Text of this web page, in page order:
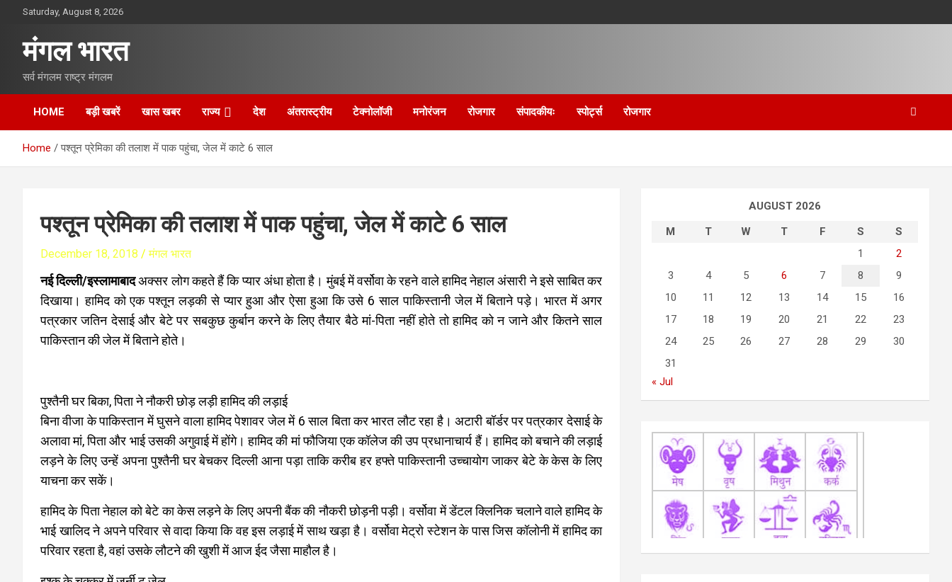
c
n
Saturday, August 8, 2026
मंगल भारत
सर्व मंगलम राष्ट्र मंगलम
HOME बड़ी खबरें खास खबर राज्य देश अंतरास्ट्रीय टेक्नोलॉजी मनोरंजन रोजगार संपादकीयः स्पोर्ट्स रोजगार
Home पश्तून प्रेमिका की तलाश में पाक पहुंचा, जेल में काटे 6 साल
पश्तून प्रेमिका की तलाश में पाक पहुंचा, जेल में काटे 6 साल
December 18, 2018 मंगल भारत
नई दिल्ली/इस्लामाबादअक्सर लोग कहते हैं कि प्यार अंधा होता है। मुंबई में वर्सोवा के रहने वाले हामिद नेहाल अंसारी ने इसे साबित कर
दिखाया। हामिद को एक पश्तून लड़की से प्यार हुआ और ऐसा हुआ कि उसे 6 साल पाकिस्तानी जेल में बिताने पड़े। भारत में अगर
पत्रकार जतिन देसाई और बेटे पर सबकुछ कुर्बान करने के लिए तैयार बैठे मां-पिता नहीं होते तो हामिद को न जाने और कितने साल
पाकिस्तान की जेल में बिताने होते।
पुश्तैनी घर बिका, पिता ने नौकरी छोड़ लड़ी हामिद की लड़ाई
बिना वीजा के पाकिस्तान में घुसने वाला हामिद पेशावर जेल में 6 साल बिता कर भारत लौट रहा है। अटारी बॉर्डर पर पत्रकार देसाई के
अलावा मां, पिता और भाई उसकी अगुवाई में होंगे। हामिद की मां फौजिया एक कॉलेज की उप प्रधानाचार्य हैं। हामिद को बचाने की लड़ाई
लड़ने के लिए उन्हें अपना पुश्तैनी घर बेचकर दिल्ली आना पड़ा ताकि करीब हर हफ्ते पाकिस्तानी उच्चायोग जाकर बेटे के केस के लिए
याचना कर सकें।
हामिद के पिता नेहाल को बेटे का केस लड़ने के लिए अपनी बैंक की नौकरी छोड़नी पड़ी। वर्सोवा में डेंटल क्लिनिक चलाने वाले हामिद के
भाई खालिद ने अपने परिवार से वादा किया कि वह इस लड़ाई में साथ खड़ा है। वर्सोवा मेट्रो स्टेशन के पास जिस कॉलोनी में हामिद का
परिवार रहता है, वहां उसके लौटने की खुशी में आज ईद जैसा माहौल है।
AUGUST 2026
M
T W T F S
S
1
2
3
4 5 6 7 8
9
10
11 12 13 14 15
16
17
18 19 20 21 22
23
24
25 26 27 28 29
30
31
« Jul